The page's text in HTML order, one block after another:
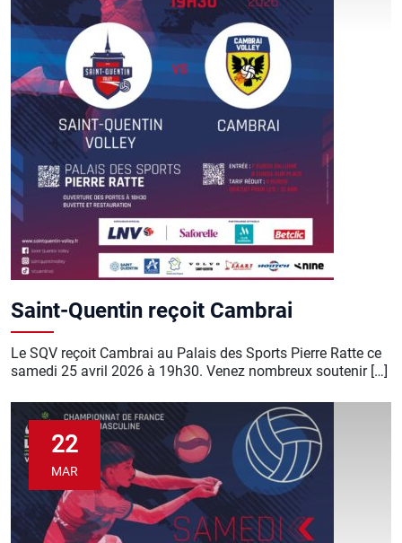
Saint-Quentin reçoit Cambrai
Le SQV reçoit Cambrai au Palais des Sports Pierre Ratte ce
samedi 25 avril 2026 à 19h30. Venez nombreux soutenir […]
22
MAR